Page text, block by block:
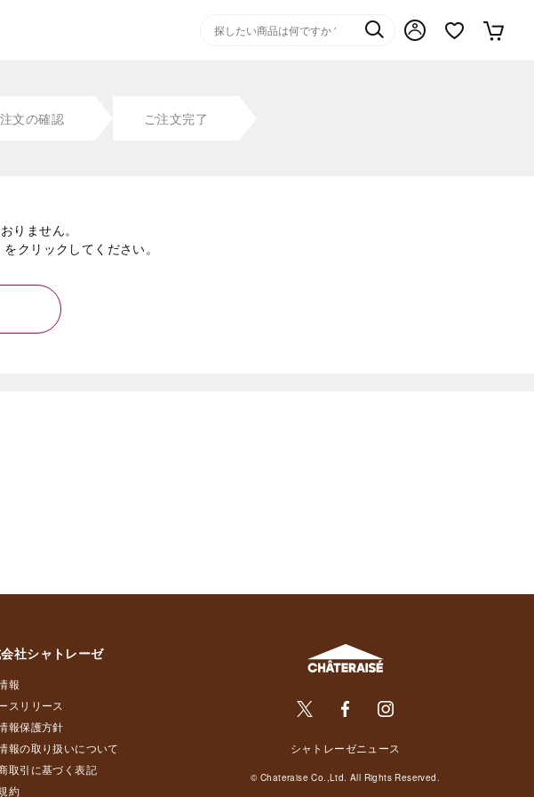
文の確認 ご注文完了
りません。
クリックしてください。
社シャトレーゼ
報
スリリース
報保護方針
報の取り扱いについて
取引に基づく表記
約
シャトレーゼニュース
© Chateraise Co.,Ltd. All Rights Reserved.